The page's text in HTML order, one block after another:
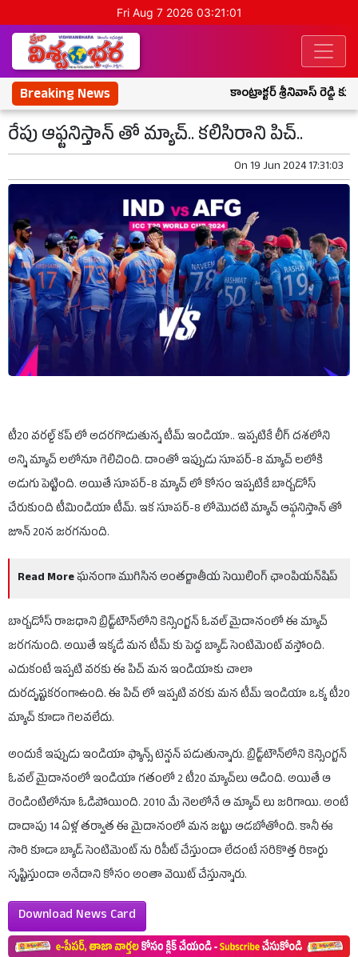
Fri Aug 7 2026 03:21:02
Breaking News కాంట్రాక్టర్ శ్రీనివాస్ రెడ్డి
రేపు ఆఫ్టనిస్తాన్ తో మ్యాచ్.. కలిసిరాని పిచ్..
On19 Jun 2024 17:31:03
టీ20 వరల్డ్ కప్ లో అదరగొడుతున్న టీమ్ ఇండియా.. ఇప్పటికే లీగ్ దశలోని
అన్ని మ్యాచ్ లలోనూ గెలిచింది. దాంతో ఇప్పుడు సూపర్-8 మ్యాచ్ లలోకి
అడుగు పెట్టింది. అయితే సూపర్-8 మ్యాచ్ లో కోసం ఇప్పటికే బార్బడోస్
చేరుకుంది టీమిండియా టీమ్. ఇక సూపర్-8 లోమొదటి మ్యాచ్ ఆఫ్గనిస్తాన్ తో
జూన్ 20న జరగనుంది.
Read Moreఘనంగా ముగిసిన అంతర్జాతీయ సెయిలింగ్ ఛాంపియన్‌షిప్
బార్బడోస్ రాజధాని బ్రిడ్జ్‌టౌన్‌లోని కెన్సింగ్టన్ ఓవల్ మైదానంలో ఈ మ్యాచ్
జరగనుంది. అయితే ఇక్కడే మన టీమ్ కు పెద్ద బ్యాడ్ సెంటిమెంట్ వస్తోంది.
ఎదుకంటే ఇప్పటి వరకు ఈ పిచ్ మన ఇండియాకు చాలా
దురదృష్టకరంగాఉంది. ఈ పిచ్ లో ఇప్పటి వరకు మన టీమ్ ఇండియా ఒక్క టీ20
మ్యాచ్ కూడా గెలవలేదు.
అందుకే ఇప్పుడు ఇండియా ఫ్యాన్స్ టెన్షన్ పడుతున్నారు. బ్రిడ్జ్‌టౌన్‌లోని కెన్సింగ్టన్
ఓవల్ మైదానంలో ఇండియా గతంలో 2 టీ20 మ్యాచ్‌లు ఆడింది. అయితే ఆ
రెండింటిలోనూ ఓడిపోయింది. 2010 మే నెలలోనే ఆ మ్యాచ్ లు జరిగాయి. అంటే
దాదాపు 14 ఏళ్ల తర్వాత ఈ మైదానంలో మన జట్టు ఆడబోతోంది. కానీ ఈ
సారి కూడా బ్యాడ్ సెంటిమెంట్ ను రిపీట్ చేస్తుందా లేదంటే సరికొత్త రికార్డు
సృష్టిస్తుందా అనేదాని కోసం అంతా వెయిట్ చేస్తున్నారు.
Download News Card